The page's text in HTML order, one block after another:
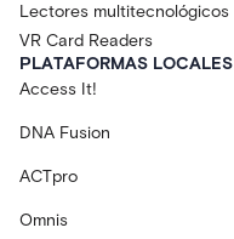
Lectores multitecnológicos
VR Card Readers
PLATAFORMAS LOCALES
Access It!
DNA Fusion
ACTpro
Omnis